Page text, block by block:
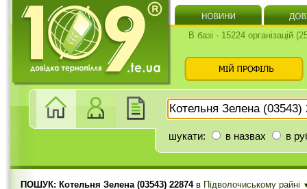
В базі - 15224 організацій
шукати: в назвах в
ПОШУК: Котельня Зелена (03543) 22874в Підволочиському райні